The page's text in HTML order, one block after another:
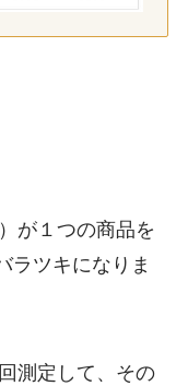
が１つの商品を
ラツキになりま
測定して、その